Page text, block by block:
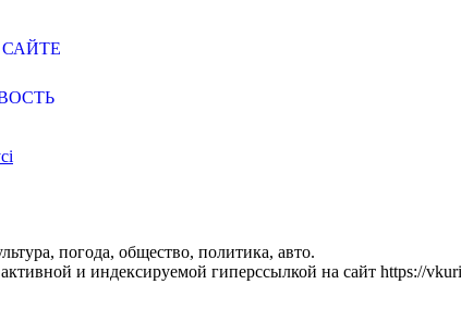
погода, общество, политика, авто.
и индексируемой гиперссылкой на сайт https://